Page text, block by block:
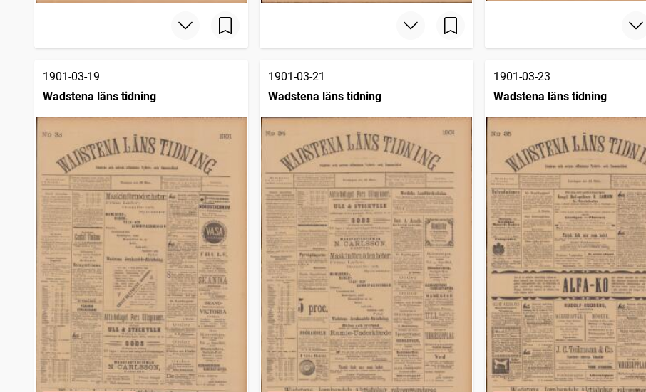
1901-03-19
Wadstena läns tidning
1901-03-21
Wadstena läns tidning
1901-03-23
Wadstena läns tidning